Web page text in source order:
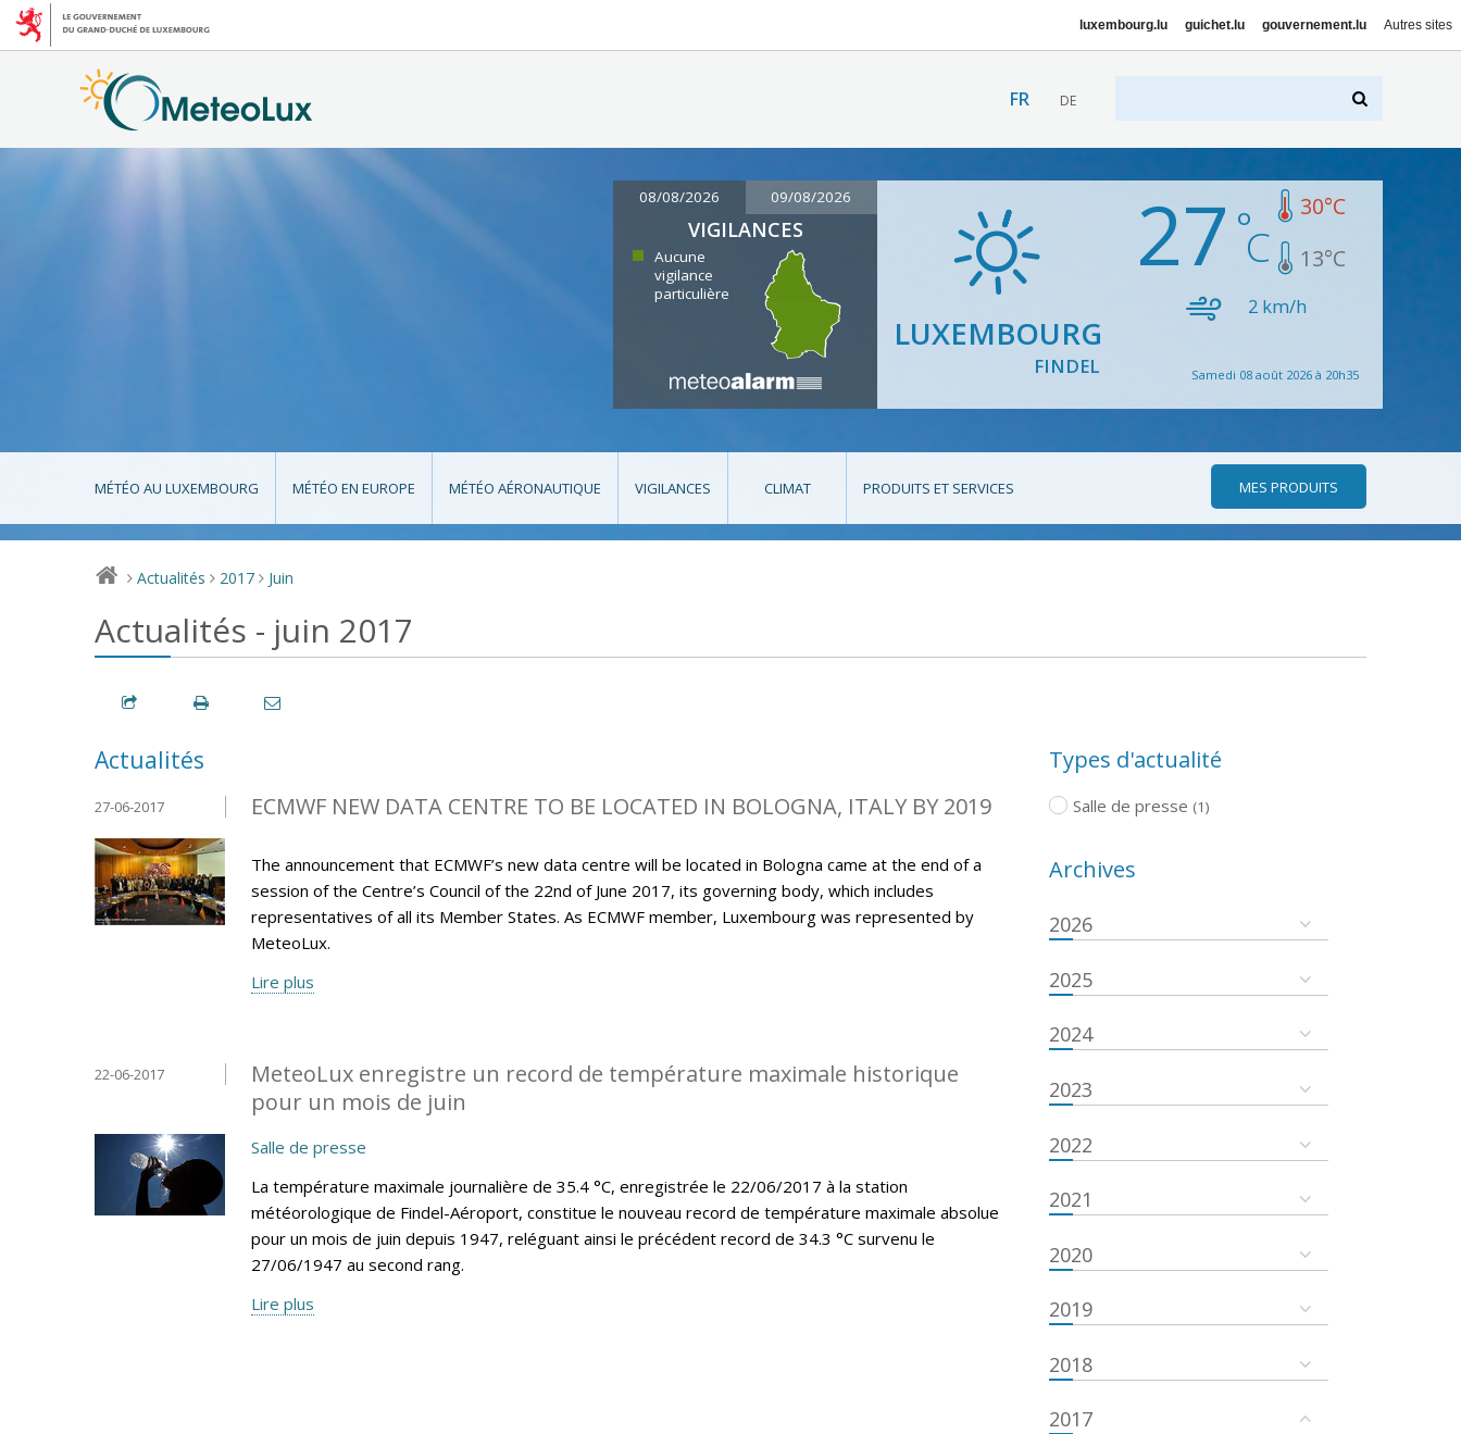
luxembourg.lu guichet.lu gouvernement.lu Autres sites
FR DE
08/08/2026 09/08/2026
VIGILANCES
Aucune
vigilance
particulière
LUXEMBOURG
FINDEL
27 30°C
13°C
2 km/h
Samedi 08 août 2026 à 20h35
MÉTÉO AU LUXEMBOURG MÉTÉO EN EUROPE MÉTÉO AÉRONAUTIQUE VIGILANCES CLIMAT PRODUITS ET SERVICES MES PRODUITS
> Actualités > 2017 > Juin
Actualités - juin 2017
Actualités
ECMWF NEW DATA CENTRE TO BE LOCATED IN BOLOGNA, ITALY BY 2019
27-06-2017
The announcement that ECMWF’s new data centre will be located in Bologna came at the end of a
session of the Centre’s Council of the 22nd of June 2017, its governing body, which includes
representatives of all its Member States. As ECMWF member, Luxembourg was represented by
MeteoLux.
Lire plus
MeteoLux enregistre un record de température maximale historique
pour un mois de juin
22-06-2017
Salle de presse
La température maximale journalière de 35.4 °C, enregistrée le 22/06/2017 à la station
météorologique de Findel-Aéroport, constitue le nouveau record de température maximale absolue
pour un mois de juin depuis 1947, reléguant ainsi le précédent record de 34.3 °C survenu le
27/06/1947 au second rang.
Lire plus
Types d'actualité
Salle de presse (1)
Archives
2026
2025
2024
2023
2022
2021
2020
2019
2018
2017